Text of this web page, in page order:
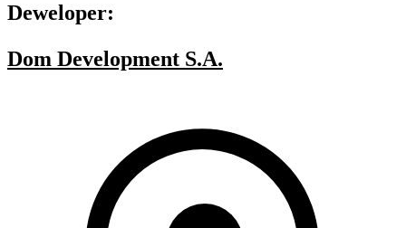
Deweloper:
Dom Development S.A.